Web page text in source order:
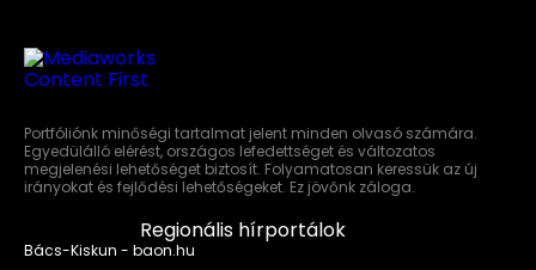
Portfóliónk minőségi tartalmat jelent minden olvasó számára.
Egyedülálló elérést, országos lefedettséget és változatos
megjelenési lehetőséget biztosít. Folyamatosan keressük az új
irányokat és fejlődési lehetőségeket. Ez jövőnk záloga.
Regionális hírportálok
Bács-Kiskun - baon.hu